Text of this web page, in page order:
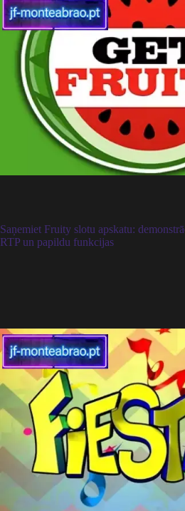
Saņemiet Fruity slotu apskatu:
RTP un papildu funkcijas